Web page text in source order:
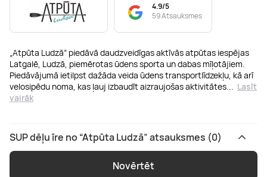
„Atpūta Ludzā” piedāvā daudzveidīgas aktīvās atpūtas iespējas
Latgalē, Ludzā, piemērotas ūdens sporta un dabas mīļotājiem.
Piedāvājumā ietilpst dažāda veida ūdens transportlīdzekļu, kā arī
velosipēdu noma, kas ļauj izbaudīt aizraujošas aktivitātes
Lasīt
vairāk
4.9/5
59 Atsauksmes
SUP dēļu īre no “Atpūta Ludzā” atsauksmes (0)
Novērtēt